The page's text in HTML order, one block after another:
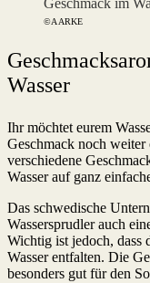
©AARKE
Wasser
Ihr möchtet eurem
Geschmack noch
verschiedene
Wasser auf ganz
Das schwedische
Wassersprudler auch
Wichtig ist jedoch, dass
Wasser entfalten. Die
besonders gut für den